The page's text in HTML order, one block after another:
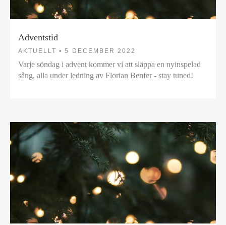
Adventstid
AKTUELLT • 5 DECEMBER 2022
Varje söndag i advent kommer vi att släppa en nyinspelad
sång, alla under ledning av Florian Benfer - stay tuned!